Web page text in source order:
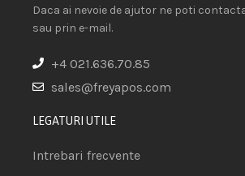
Daca ai nevoie de ajutor ne poti
sau prin e-mail.
+4 021.636.70.85
sales@freyapos.com
LEGATURI UTILE
Intrebari frecvente